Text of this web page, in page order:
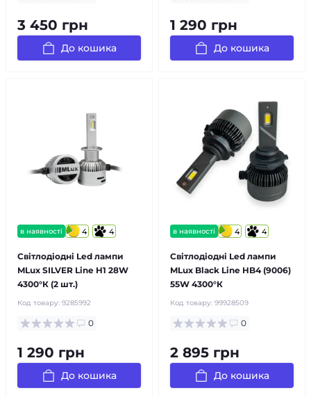
3 450 грн
До кошика
1 290 грн
До кошика
в наявності 4 4
Світлодіодні Led лампи
MLux SILVER Line H1 28W
4300°К (2 шт.)
Код товару: 9285992
0
1 290 грн
До кошика
в наявності 4 4
Світлодіодні Led лампи
MLux Black Line HB4 (9006)
55W 4300°К
Код товару: 99928509
0
2 895 грн
До кошика